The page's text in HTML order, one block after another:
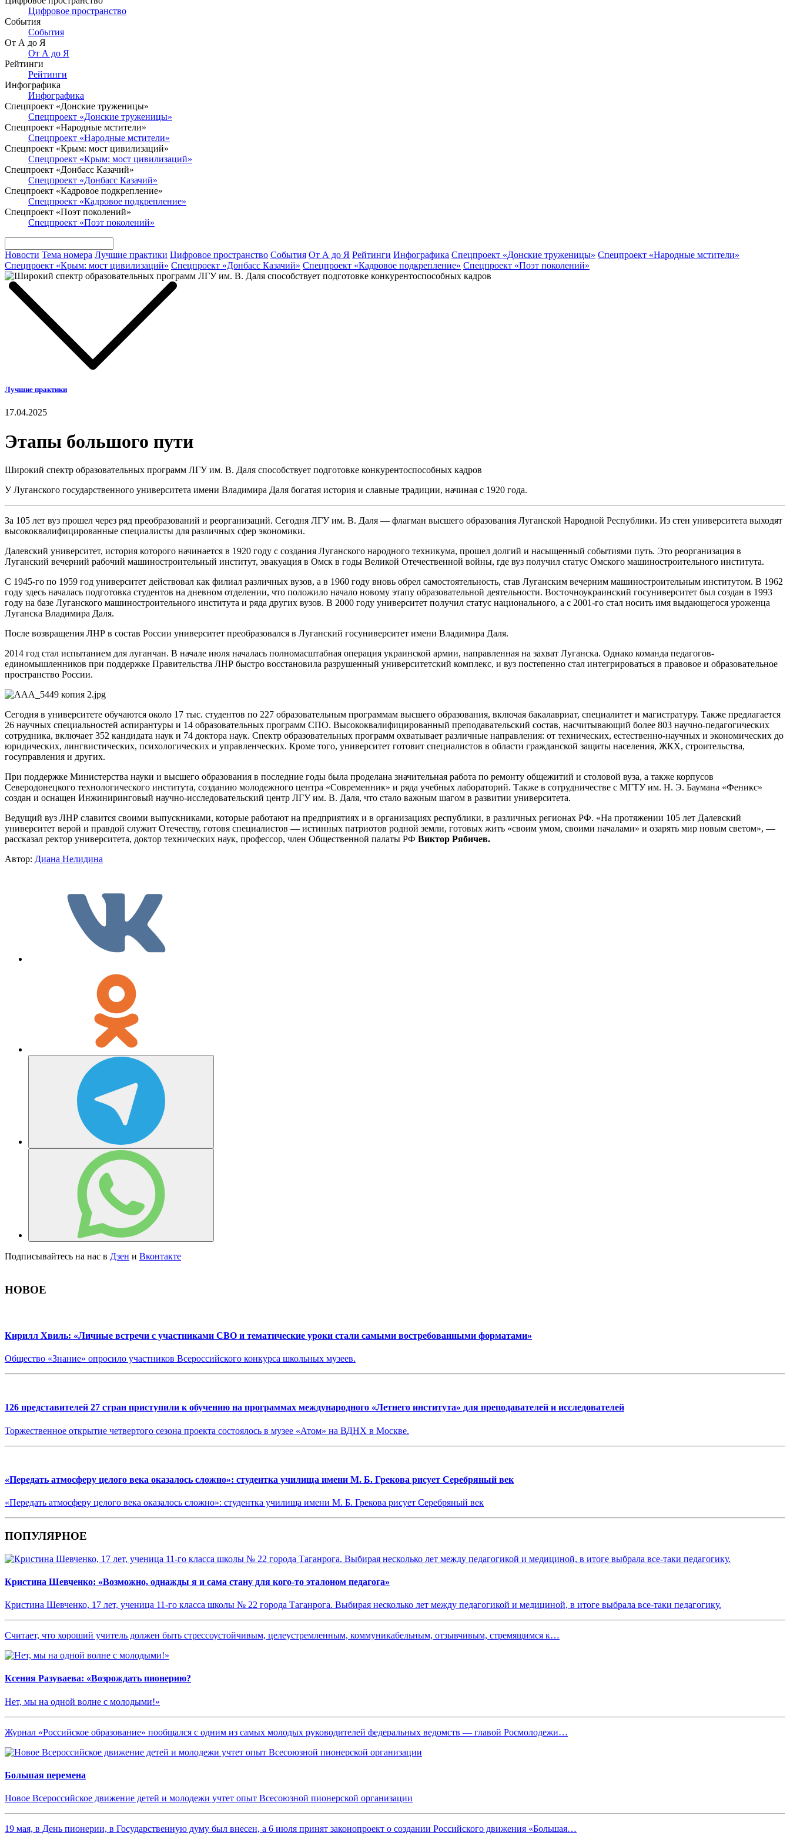
Цифровое пространство
События
События
От А до Я
От А до Я
Рейтинги
Рейтинги
Инфографика
Инфографика
Спецпроект «Донские труженицы»
Спецпроект «Донские труженицы»
Спецпроект «Народные мстители»
Спецпроект «Народные мстители»
Спецпроект «Крым: мост цивилизаций»
Спецпроект «Крым: мост цивилизаций»
Спецпроект «Донбасс Казачий»
Спецпроект «Донбасс Казачий»
Спецпроект «Кадровое подкрепление»
Спецпроект «Кадровое подкрепление»
Спецпроект «Поэт поколений»
Спецпроект «Поэт поколений»
Новости Тема номера Лучшие практики Цифровое пространство События От А до Я Рейтинги Инфографика Спецпроект «Донские труженицы» Спецпроект «Народные мстители»
Спецпроект «Крым: мост цивилизаций» Спецпроект «Донбасс Казачий» Спецпроект «Кадровое подкрепление» Спецпроект «Поэт поколений»
Лучшие практики
17.04.2025
Этапы большого пути
Широкий спектр образовательных программ ЛГУ им. В. Даля способствует подготовке конкурентоспособных кадров
У Луганского государственного университета имени Владимира Даля богатая история и славные традиции, начиная с 1920 года.
За 105 лет вуз прошел через ряд преобразований и реорганизаций. Сегодня ЛГУ им. В. Даля — флагман высшего образования Луганской Народной Республики. Из стен университета выходят
высококвалифицированные специалисты для различных сфер экономики.
Далевский университет, история которого начинается в 1920 году с создания Луганского народного техникума, прошел долгий и насыщенный событиями путь. Это реорганизация в
Луганский вечерний рабочий машиностроительный институт, эвакуация в Омск в годы Великой Отечественной войны, где вуз получил статус Омского машиностроительного института.
С 1945-го по 1959 год университет действовал как филиал различных вузов, а в 1960 году вновь обрел самостоятельность, став Луганским вечерним машиностроительным институтом. В 1962
году здесь началась подготовка студентов на дневном отделении, что положило начало новому этапу образовательной деятельности. Восточноукраинский госуниверситет был создан в 1993
году на базе Луганского машиностроительного института и ряда других вузов. В 2000 году университет получил статус национального, а с 2001-го стал носить имя выдающегося уроженца
Луганска Владимира Даля.
После возвращения ЛНР в состав России университет преобразовался в Луганский госуниверситет имени Владимира Даля.
2014 год стал испытанием для луганчан. В начале июля началась полномасштабная операция украинской армии, направленная на захват Луганска. Однако команда педагогов-
единомышленников при поддержке Правительства ЛНР быстро восстановила разрушенный университетский комплекс, и вуз постепенно стал интегрироваться в правовое и образовательное
пространство России.
Сегодня в университете обучаются около 17 тыс. студентов по 227 образовательным программам высшего образования, включая бакалавриат, специалитет и магистратуру. Также предлагается
26 научных специальностей аспирантуры и 14 образовательных программ СПО. Высококвалифицированный преподавательский состав, насчитывающий более 803 научно-педагогических
сотрудника, включает 352 кандидата наук и 74 доктора наук. Спектр образовательных программ охватывает различные направления: от технических, естественно-научных и экономических до
юридических, лингвистических, психологических и управленческих. Кроме того, университет готовит специалистов в области гражданской защиты населения, ЖКХ, строительства,
госуправления и других.
При поддержке Министерства науки и высшего образования в последние годы была проделана значительная работа по ремонту общежитий и столовой вуза, а также корпусов
Северодонецкого технологического института, созданию молодежного центра «Современник» и ряда учебных лабораторий. Также в сотрудничестве с МГТУ им. Н. Э. Баумана «Феникс»
создан и оснащен Инжиниринговый научно-исследовательский центр ЛГУ им. В. Даля, что стало важным шагом в развитии университета.
Ведущий вуз ЛНР славится своими выпускниками, которые работают на предприятиях и в организациях республики, в различных регионах РФ. «На протяжении 105 лет Далевский
университет верой и правдой служит Отечеству, готовя специалистов — истинных патриотов родной земли, готовых жить «своим умом, своими началами» и озарять мир новым светом», —
рассказал ректор университета, доктор технических наук, профессор, член Общественной палаты РФ Виктор Рябичев.
Автор: Диана Нелидина
Подписывайтесь на нас в Дзен и Вконтакте
НОВОЕ
Кирилл Хвиль: «Личные встречи с участниками СВО и тематические уроки стали самыми востребованными форматами»
Общество «Знание» опросило участников Всероссийского конкурса школьных музеев.
126 представителей 27 стран приступили к обучению на программах международного «Летнего института» для преподавателей и исследователей
Торжественное открытие четвертого сезона проекта состоялось в музее «Атом» на ВДНХ в Москве.
«Передать атмосферу целого века оказалось сложно»: студентка училища имени М. Б. Грекова рисует Серебряный век
«Передать атмосферу целого века оказалось сложно»: студентка училища имени М. Б. Грекова рисует Серебряный век
ПОПУЛЯРНОЕ
Кристина Шевченко: «Возможно, однажды я и сама стану для кого-то эталоном педагога»
Кристина Шевченко, 17 лет, ученица 11-го класса школы № 22 города Таганрога. Выбирая несколько лет между педагогикой и медициной, в итоге выбрала все-таки педагогику.
Считает, что хороший учитель должен быть стрессоустойчивым, целеустремленным, коммуникабельным, отзывчивым, стремящимся к…
Ксения Разуваева: «Возрождать пионерию?
Нет, мы на одной волне с молодыми!»
Журнал «Российское образование» пообщался с одним из самых молодых руководителей федеральных ведомств — главой Росмолодежи…
Большая перемена
Новое Всероссийское движение детей и молодежи учтет опыт Всесоюзной пионерской организации
19 мая, в День пионерии, в Государственную думу был внесен, а 6 июля принят законопроект о создании Российского движения «Большая…